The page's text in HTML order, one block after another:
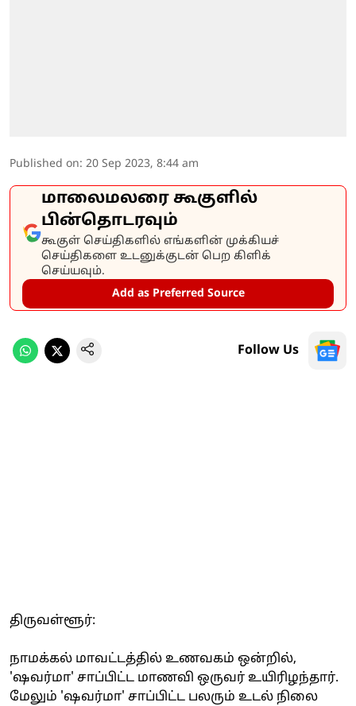
Published on: 20 Sep 2023, 8:44 am
மாலைமலரை கூகுளில்
பின்தொடரவும்
கூகுள் செய்திகளில் எங்களின் முக்கியச்
செய்திகளை உடனுக்குடன் பெற கிளிக்
செய்யவும்.
Add as Preferred Source
Follow Us
திருவள்ளூர்:
நாமக்கல் மாவட்டத்தில் உணவகம் ஒன்றில்,
'ஷவர்மா' சாப்பிட்ட மாணவி ஒருவர் உயிரிழந்தார்.
மேலும் 'ஷவர்மா' சாப்பிட்ட பலரும் உடல் நிலை